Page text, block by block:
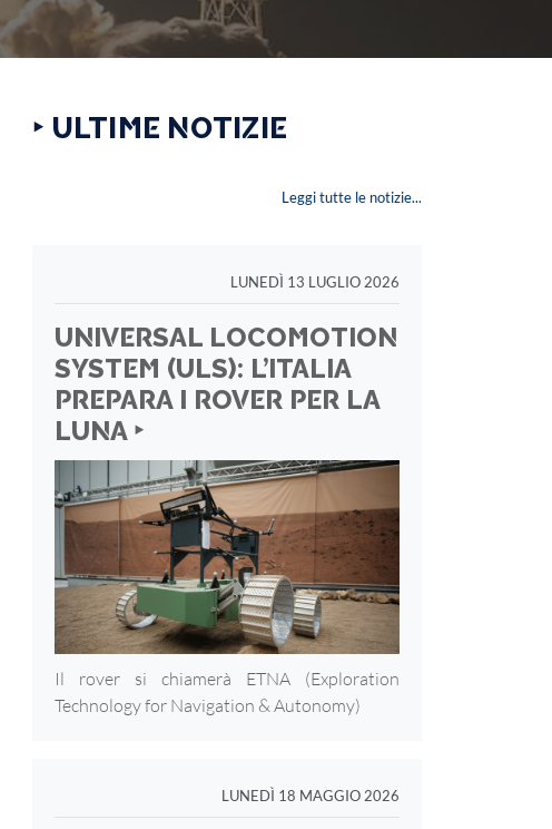
‣ ULTIME NOTIZIE
Leggi tutte le notizie...
LUNEDÌ 13 LUGLIO 2026
UNIVERSAL LOCOMOTION
SYSTEM (ULS): L’ITALIA
PREPARA I ROVER PER LA
LUNA ‣
Il rover si chiamerà ETNA (Exploration
Technology for Navigation & Autonomy)
LUNEDÌ 18 MAGGIO 2026